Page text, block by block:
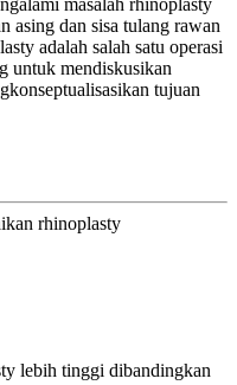
masalah rhinoplasty
asing dan sisa tulang rawan
adalah salah satu operasi
untuk mendiskusikan
tujuan
rhinoplasty
lebih tinggi dibandingkan